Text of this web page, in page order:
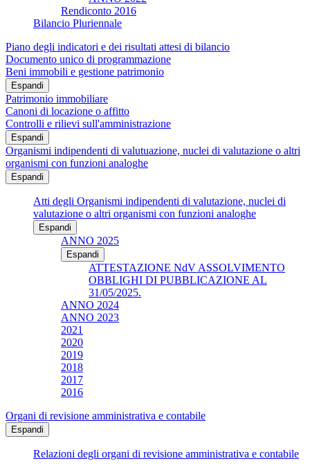
Rendiconto 2016
Bilancio Pluriennale
Piano degli indicatori e dei risultati attesi di bilancio
Documento unico di programmazione
Beni immobili e gestione patrimonio
Espandi
Patrimonio immobiliare
Canoni di locazione o affitto
Controlli e rilievi sull'amministrazione
Espandi
Organismi indipendenti di valutuazione, nuclei di valutazione o altri
organismi con funzioni analoghe
Espandi
Atti degli Organismi indipendenti di valutazione, nuclei di
valutazione o altri organismi con funzioni analoghe
Espandi
ANNO 2025
Espandi
ATTESTAZIONE NdV ASSOLVIMENTO
OBBLIGHI DI PUBBLICAZIONE AL
31/05/2025.
ANNO 2024
ANNO 2023
2021
2020
2019
2018
2017
2016
Organi di revisione amministrativa e contabile
Espandi
Relazioni degli organi di revisione amministrativa e contabile